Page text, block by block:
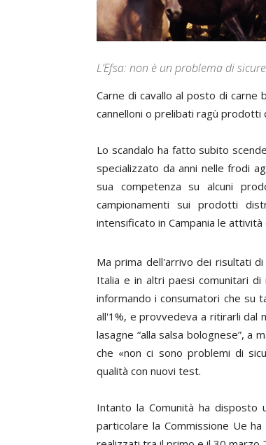
L’Efsa: non è un problema di
Carne di cavallo al posto di carne
cannelloni o prelibati ragù prodotti
Lo scandalo ha fatto subito
specializzato da anni nelle frodi
sua competenza su alcuni
campionamenti sui prodotti
intensificato in Campania le
Ma prima dell'arrivo dei risultati
Italia e in altri paesi comunitari
informando i consumatori che su
all'1%, e provvedeva a ritirarli dal
lasagne “alla salsa bolognese”, a
che «non ci sono problemi di
qualità con nuovi test.
Intanto la Comunità ha disposto
particolare la Commissione Ue